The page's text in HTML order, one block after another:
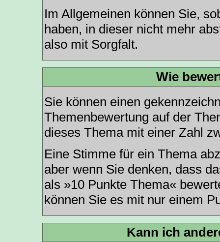
Im Allgemeinen können Sie,
haben, in dieser nicht mehr
also mit Sorgfalt.
Wie
Sie können einen
Themenbewertung auf der
dieses Thema mit einer Zahl
Eine Stimme für ein Thema
aber wenn Sie denken, dass
als »10 Punkte Thema«
können Sie es mit nur einem
Kann ich